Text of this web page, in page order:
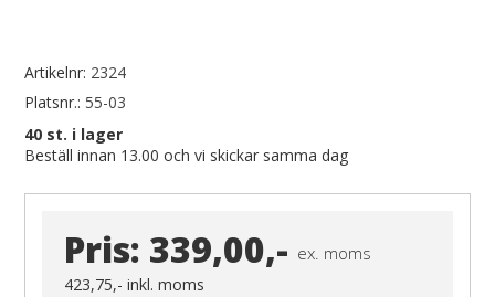
Artikelnr: 2324
Platsnr.: 55-03
40 st. i lager
Beställ innan 13.00 och vi skickar samma dag
Pris: 339,00,- ex. moms
423,75,-inkl. moms